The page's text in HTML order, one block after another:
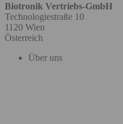
Biotronik Vertriebs-GmbH
Technologiestraße 10
1120 Wien
Österreich
Über uns